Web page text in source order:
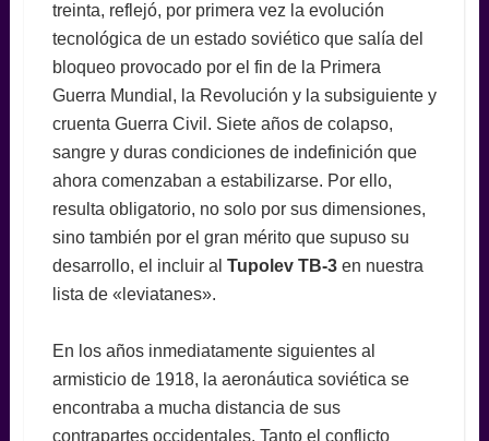
treinta, reflejó, por primera vez la evolución
tecnológica de un estado soviético que salía del
bloqueo provocado por el fin de la Primera
Guerra Mundial, la Revolución y la subsiguiente y
cruenta Guerra Civil. Siete años de colapso,
sangre y duras condiciones de indefinición que
ahora comenzaban a estabilizarse. Por ello,
resulta obligatorio, no solo por sus dimensiones,
sino también por el gran mérito que supuso su
desarrollo, el incluir al Tupolev TB-3en nuestra
lista de «leviatanes».
En los años inmediatamente siguientes al
armisticio de 1918, la aeronáutica soviética se
encontraba a mucha distancia de sus
contrapartes occidentales. Tanto el conflicto